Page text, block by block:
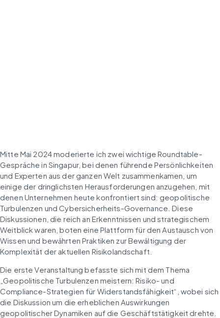
Mitte Mai 2024 moderierte ich zwei wichtige Roundtable-
Gespräche in Singapur, bei denen führende Persönlichkeiten
und Experten aus der ganzen Welt zusammenkamen, um
einige der dringlichsten Herausforderungen anzugehen, mit
denen Unternehmen heute konfrontiert sind: geopolitische
Turbulenzen und Cybersicherheits-Governance. Diese
Diskussionen, die reich an Erkenntnissen und strategischem
Weitblick waren, boten eine Plattform für den Austausch von
Wissen und bewährten Praktiken zur Bewältigung der
Komplexität der aktuellen Risikolandschaft.
Die erste Veranstaltung befasste sich mit dem Thema
„Geopolitische Turbulenzen meistern: Risiko- und
Compliance-Strategien für Widerstandsfähigkeit“, wobei sich
die Diskussion um die erheblichen Auswirkungen
geopolitischer Dynamiken auf die Geschäftstätigkeit drehte.